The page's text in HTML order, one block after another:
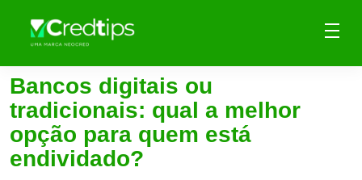
Bancos digitais ou
tradicionais: qual a melhor
opção para quem está
endividado?